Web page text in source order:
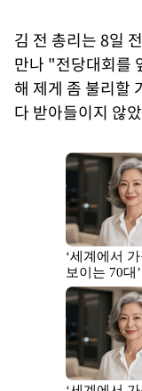
김 전 총리는 8일
만나 "전당대회를
해 제게 좀 불리할
다 받아들이지 않